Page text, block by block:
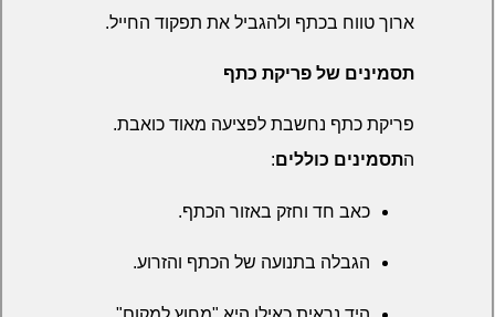
ארוך טווח בכתף ולהגביל את תפקוד החייל.
תסמינים של פריקת כתף
פריקת כתף נחשבת לפציעה מאוד כואבת.
התסמינים כוללים:
כאב חד וחזק באזור הכתף.
הגבלה בתנועה של הכתף והזרוע.